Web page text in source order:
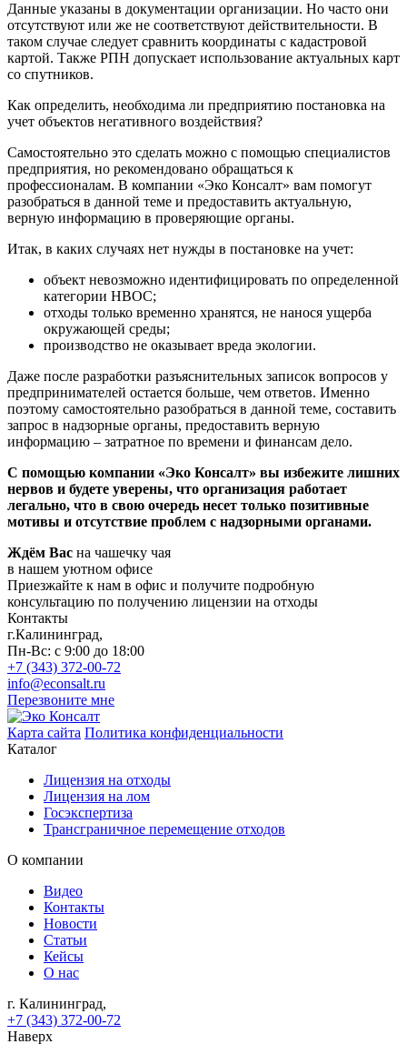
Данные указаны в документации организации. Но часто они
отсутствуют или же не соответствуют действительности. В
таком случае следует сравнить координаты с кадастровой
картой. Также РПН допускает использование актуальных карт
со спутников.
Как определить, необходима ли предприятию постановка на
учет объектов негативного воздействия?
Самостоятельно это сделать можно с помощью специалистов
предприятия, но рекомендовано обращаться к
профессионалам. В компании «Эко Консалт» вам помогут
разобраться в данной теме и предоставить актуальную,
верную информацию в проверяющие органы.
Итак, в каких случаях нет нужды в постановке на учет:
объект невозможно идентифицировать по определенной
категории НВОС;
отходы только временно хранятся, не нанося ущерба
окружающей среды;
производство не оказывает вреда экологии.
Даже после разработки разъяснительных записок вопросов у
предпринимателей остается больше, чем ответов. Именно
поэтому самостоятельно разобраться в данной теме, составить
запрос в надзорные органы, предоставить верную
информацию – затратное по времени и финансам дело.
С помощью компании «Эко Консалт» вы избежите лишних
нервов и будете уверены, что организация работает
легально, что в свою очередь несет только позитивные
мотивы и отсутствие проблем с надзорными органами.
Ждём Вас на чашечку чая
в нашем уютном офисе
Приезжайте к нам в офис и получите подробную
консультацию по получению лицензии на отходы
Контакты
г.Калининград,
Пн-Вс: с 9:00 до 18:00
+7 (343) 372-00-72
info@econsalt.ru
Перезвоните мне
Карта сайта Политика конфиденциальности
Каталог
Лицензия на отходы
Лицензия на лом
Госэкспертиза
Трансграничное перемещение отходов
О компании
Видео
Контакты
Новости
Статьи
Кейсы
О нас
г. Калининград,
+7 (343) 372-00-72
Наверх